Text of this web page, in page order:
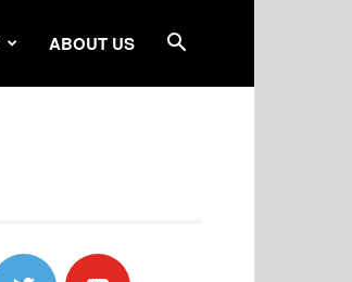
ABOUT US